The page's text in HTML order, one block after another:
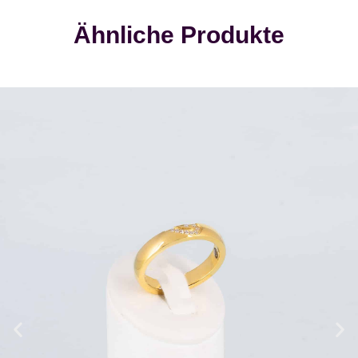
Ähnliche Produkte